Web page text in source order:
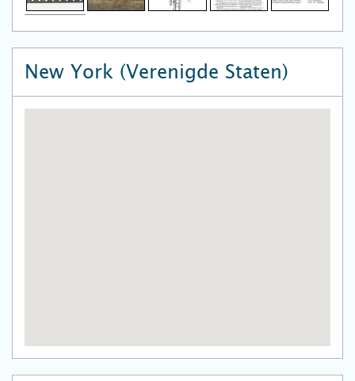
New York (Verenigde Staten)